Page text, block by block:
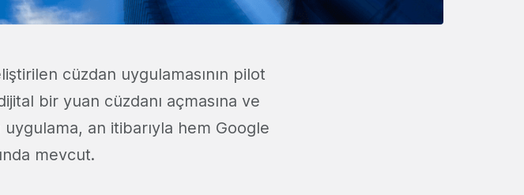
cüzdan uygulamasının pilot
bir yuan cüzdanı açmasına ve
an itibarıyla hem Google
mevcut.